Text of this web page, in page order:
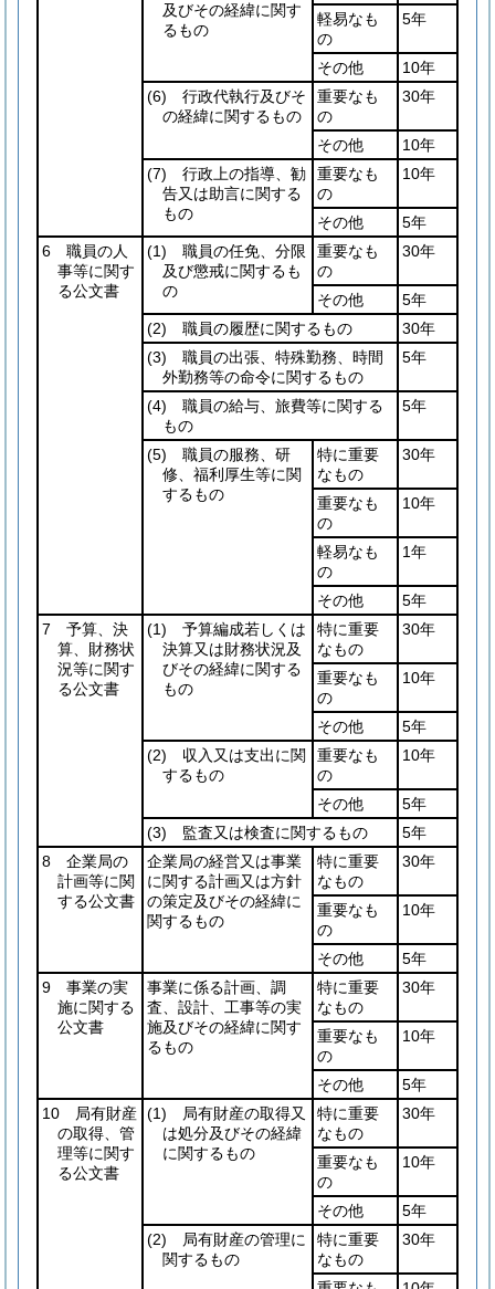
及びその経緯に関す
るもの
軽易なも
の
5年
その他
10年
(6) 行政代執行及びそ
の経緯に関するもの
重要なも
の
30年
その他
10年
(7) 行政上の指導、勧
告又は助言に関する
もの
重要なも
の
10年
その他
5年
6 職員の人
事等に関す
る公文書
(1) 職員の任免、分限
及び懲戒に関するも
の
重要なも
の
30年
その他
5年
(2) 職員の履歴に関するもの
30年
(3) 職員の出張、特殊勤務、時間
外勤務等の命令に関するもの
5年
(4) 職員の給与、旅費等に関する
もの
5年
(5) 職員の服務、研
修、福利厚生等に関
するもの
特に重要
なもの
30年
重要なも
の
10年
軽易なも
の
1年
その他
5年
7 予算、決
算、財務状
況等に関す
る公文書
(1) 予算編成若しくは
決算又は財務状況及
びその経緯に関する
もの
特に重要
なもの
30年
重要なも
の
10年
その他
5年
(2) 収入又は支出に関
するもの
重要なも
の
10年
その他
5年
(3) 監査又は検査に関するもの
5年
8 企業局の
計画等に関
する公文書
企業局の経営又は事業
に関する計画又は方針
の策定及びその経緯に
関するもの
特に重要
なもの
30年
重要なも
の
10年
その他
5年
9 事業の実
施に関する
公文書
事業に係る計画、調
査、設計、工事等の実
施及びその経緯に関す
るもの
特に重要
なもの
30年
重要なも
の
10年
その他
5年
10 局有財産
の取得、管
理等に関す
る公文書
(1) 局有財産の取得又
は処分及びその経緯
に関するもの
特に重要
なもの
30年
重要なも
の
10年
その他
5年
(2) 局有財産の管理に
関するもの
特に重要
なもの
30年